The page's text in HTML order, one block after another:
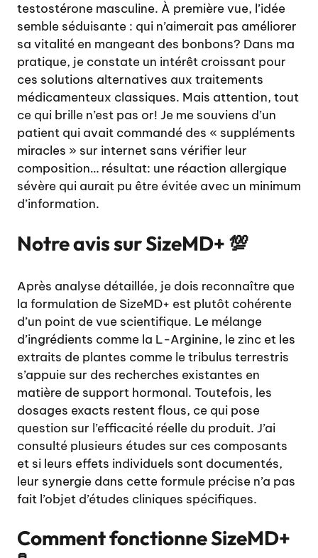
testostérone masculine. À première vue, l’idée
semble séduisante : qui n’aimerait pas améliorer
sa vitalité en mangeant des bonbons? Dans ma
pratique, je constate un intérêt croissant pour
ces solutions alternatives aux traitements
médicamenteux classiques. Mais attention, tout
ce qui brille n’est pas or! Je me souviens d’un
patient qui avait commandé des « suppléments
miracles » sur internet sans vérifier leur
composition… résultat: une réaction allergique
sévère qui aurait pu être évitée avec un minimum
d’information.
Notre avis sur SizeMD+ 💯
Après analyse détaillée, je dois reconnaître que
la formulation de SizeMD+ est plutôt cohérente
d’un point de vue scientifique. Le mélange
d’ingrédients comme la L-Arginine, le zinc et les
extraits de plantes comme le tribulus terrestris
s’appuie sur des recherches existantes en
matière de support hormonal. Toutefois, les
dosages exacts restent flous, ce qui pose
question sur l’efficacité réelle du produit. J’ai
consulté plusieurs études sur ces composants
et si leurs effets individuels sont documentés,
leur synergie dans cette formule précise n’a pas
fait l’objet d’études cliniques spécifiques.
Comment fonctionne SizeMD+